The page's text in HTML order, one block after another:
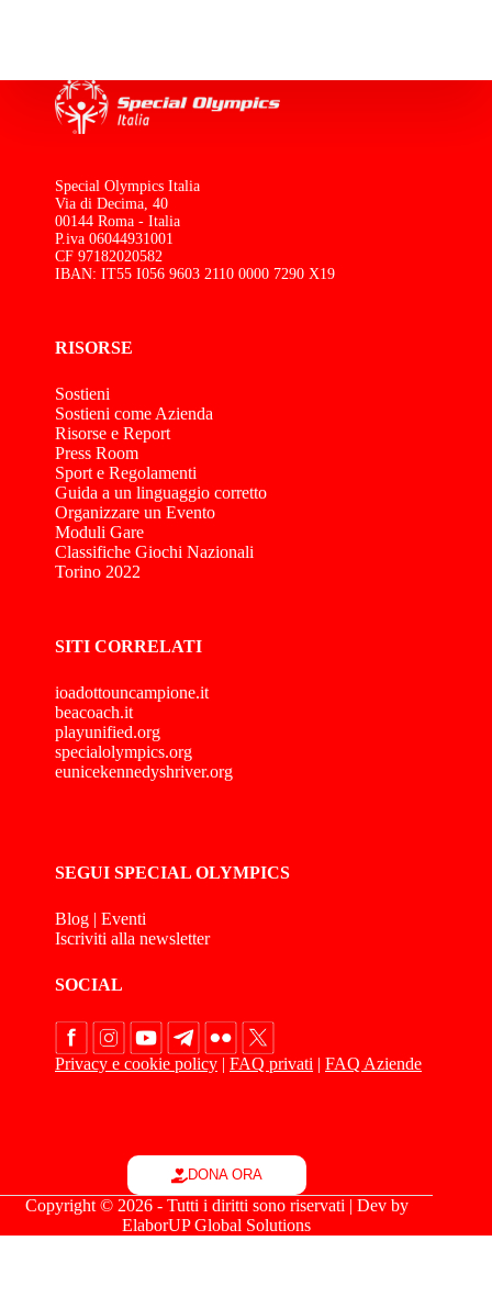
Special Olympics Italia
Via di Decima, 40
00144 Roma - Italia
P.iva 06044931001
CF 97182020582
IBAN: IT55 I056 9603 2110 0000 7290 X19
RISORSE
Sostieni
Sostieni come Azienda
Risorse e Report
Press Room
Sport e Regolamenti
Guida a un linguaggio corretto
Organizzare un Evento
Moduli Gare
Classifiche Giochi Nazionali
Torino 2022
SITI CORRELATI
ioadottouncampione.it
beacoach.it
playunified.org
specialolympics.org
eunicekennedyshriver.org
SEGUI SPECIAL OLYMPICS
Blog | Eventi
Iscriviti alla newsletter
SOCIAL
Privacy e cookie policy | FAQ privati | FAQ Aziende
DONA ORA
Copyright © 2026 - Tutti i diritti sono riservati | Dev by
ElaborUP Global Solutions